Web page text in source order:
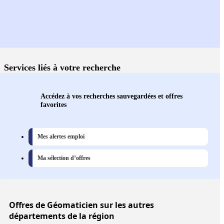
Services liés à votre recherche
Accédez à vos recherches sauvegardées et offres
favorites
Mes alertes emploi
Ma sélection d’offres
Offresde Géomaticien sur les autres
départements de la région